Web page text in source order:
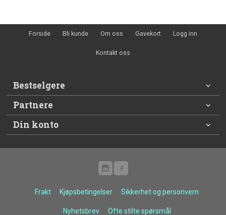
Forside Bli kunde Om oss Gavekort Logg inn
Kontakt oss
Bestselgere
Partnere
Din konto
Frakt Kjøpsbetingelser Sikkerhet og personvern
Nyhetsbrev Ofte stilte spørsmål